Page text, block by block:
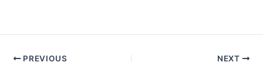
PREVIOUS NEXT